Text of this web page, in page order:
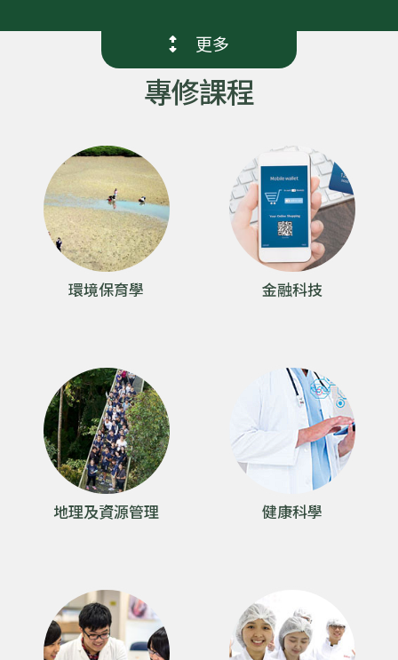
為同學提供相關的學習機會。
學院為同學提供許多體驗學習的機會，例如
等。學院設有完備的實驗室供同學使用，包
括環境保育學、地理及資源管理、金融科
技、生命科學、營養與食物管理，以及健康
科學課程。
更多
專修課程
環境保育學 金融科技
地理及資源管理 健康科學